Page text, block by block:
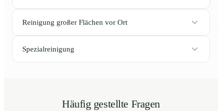
Reinigung großer Flächen vor Ort
Spezialreinigung
Häufig gestellte Fragen